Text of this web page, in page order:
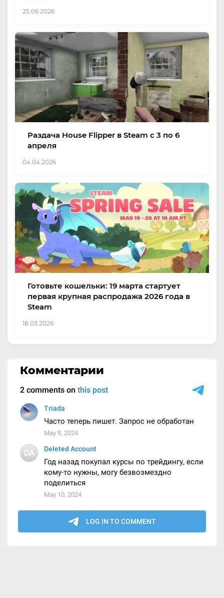
25.06.2026
Раздача House Flipper в Steam с 3 по 6
апреля
04.04.2026
Готовьте кошельки: 19 марта стартует
первая крупная распродажа 2026 года в
Steam
18.03.2026
Комментарии